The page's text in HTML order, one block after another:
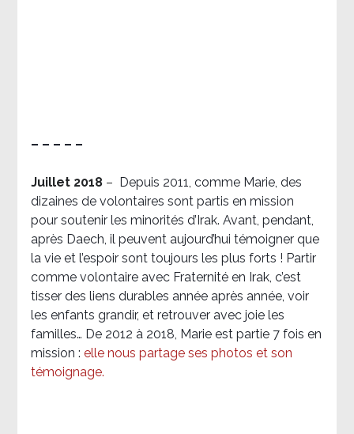
– – – – –
Juillet 2018 –
Depuis 2011, comme Marie, des
dizaines de volontaires sont partis en mission
pour soutenir les minorités d’Irak. Avant, pendant,
après Daech, il peuvent aujourd’hui témoigner que
la vie et l’espoir sont toujours les plus forts ! Partir
comme volontaire avec Fraternité en Irak, c’est
tisser des liens durables année après année, voir
les enfants grandir, et retrouver avec joie les
familles… De 2012 à 2018, Marie est partie 7 fois en
mission : elle nous partage ses photos et son
témoignage.